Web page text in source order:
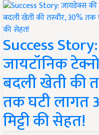
Success
जायटॉनिक
बदली खेती की
तक घटी लागत
मिट्टी की सेहत!